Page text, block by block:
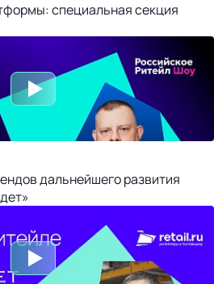
специальная секция
дальнейшего развития